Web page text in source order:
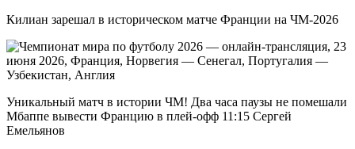
Килиан зарешал в историческом матче Франции на ЧМ-2026
Уникальный матч в истории ЧМ! Два часа паузы не помешали
Мбаппе вывести Францию в плей-офф 11:15 Сергей
Емельянов